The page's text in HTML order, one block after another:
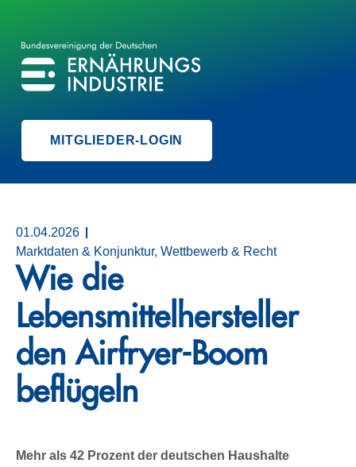
BVE
BUNDESVEREINIGUNG DER ERNÄHRUNGSINDUSTRIE
MITGLIEDER-LOGIN
01.04.2026
Marktdaten & Konjunktur, Wettbewerb & Recht
Wie die
Lebensmittelhersteller
den Airfryer-Boom
beflügeln
Mehr als 42 Prozent der deutschen Haushalte